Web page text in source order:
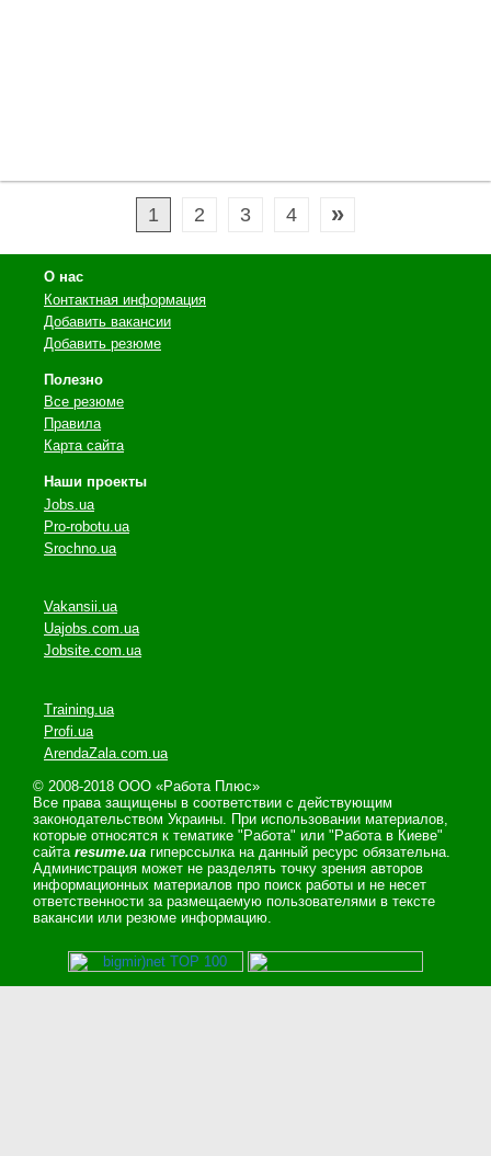
1 2 3 4 »
О нас
Контактная информация
Добавить вакансии
Добавить резюме
Полезно
Все резюме
Правила
Карта сайта
Наши проекты
Jobs.ua
Pro-robotu.ua
Srochno.ua
Vakansii.ua
Uajobs.com.ua
Jobsite.com.ua
Training.ua
Profi.ua
ArendaZala.com.ua
© 2008-2018 ООО «Работа Плюс»
Все права защищены в соответствии с действующим
законодательством Украины. При использовании материалов,
которые относятся к тематике "Работа" или "Работа в Киеве"
сайта resume.ua гиперссылка на данный ресурс обязательна.
Администрация может не разделять точку зрения авторов
информационных материалов про поиск работы и не несет
ответственности за размещаемую пользователями в тексте
вакансии или резюме информацию.